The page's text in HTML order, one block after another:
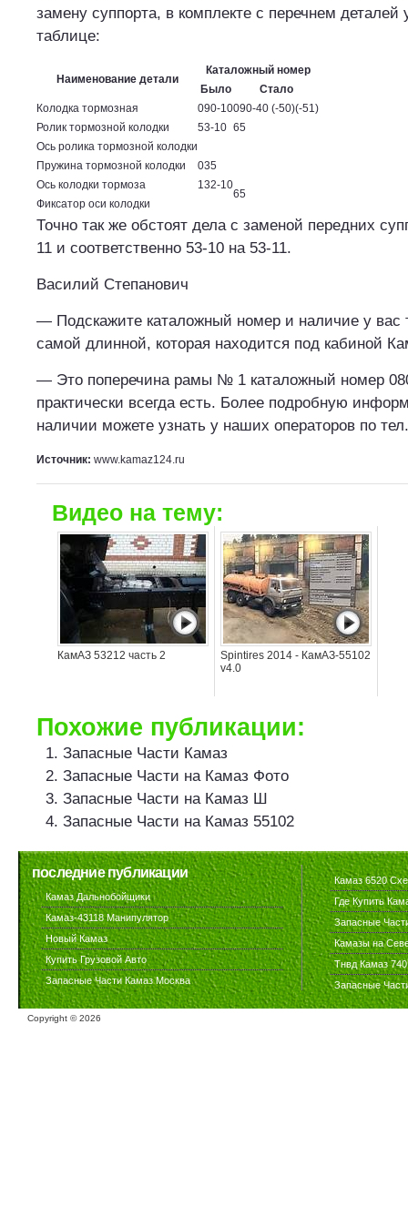
замену суппорта, в комплекте с перечнем деталей
таблице:
Наименование детали
Каталожный номер
Было
Стало
Колодка тормозная
090-10090-40 (-50)(-51)
Ролик тормозной колодки
53-10 65
Ось ролика тормозной колодки
Пружина тормозной колодки
035
Ось колодки тормоза
132-10
65
Фиксатор оси колодки
Точно так же обстоят дела с заменой передних
11 и соответственно 53-10 на 53-11.
Василий Степанович
— Подскажите каталожный номер и наличие у вас
самой длинной, которая находится под кабиной
— Это поперечина рамы № 1 каталожный номер
практически всегда есть. Более подробную
наличии можете узнать у наших операторов по
Источник: www.kamaz124.ru
Видео на тему:
КамАЗ 53212 часть 2
Spintires 2014 - КамАЗ-55102
v4.0
Похожие публикации:
Запасные Части Камаз
Запасные Части на Камаз Фото
Запасные Части на Камаз Ш
Запасные Части на Камаз 55102
последние публикации
Камаз Дальнобойщики
Камаз-43118 Манипулятор
Новый Камаз
Купить Грузовой Авто
Запасные Части Камаз Москва
Камаз 6520
Где Купить
Запасные
Камазы на
Тнвд Камаз 740
Запасные
Copyright ©2026